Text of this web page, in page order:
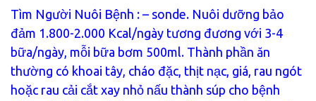
Tìm Người Nuôi Bệnh : – sonde. Nuôi dưỡng bảo
đảm 1.800-2.000 Kcal/ngày tương đương với 3-4
bữa/ngày, mỗi bữa bơm 500ml. Thành phần ăn
thường có khoai tây, cháo đặc, thịt nạc, giá, rau ngót
hoặc rau cải cắt xay nhỏ nấu thành súp cho bệnh